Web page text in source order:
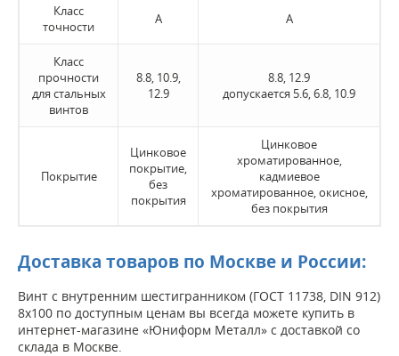
Класс
точности
А А
Класс
прочности
для стальных
винтов
8.8, 10.9,
12.9
8.8, 12.9
допускается 5.6, 6.8, 10.9
Покрытие
Цинковое
покрытие,
без
покрытия
Цинковое
хроматированное,
кадмиевое
хроматированное, окисное,
без покрытия
Доставка товаров по Москве и России:
Винт с внутренним шестигранником (ГОСТ 11738, DIN 912)
8х100 по доступным ценам вы всегда можете купить в
интернет-магазине «Юниформ Металл» с доставкой со
склада в Москве.